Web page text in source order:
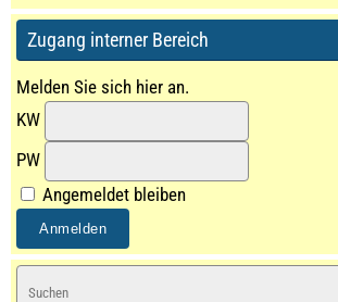
Zugang interner Bereich
Melden Sie sich hier an.
KW
PW
Angemeldet bleiben